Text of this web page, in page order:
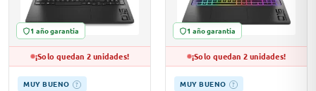
1 año garantía
¡Solo quedan 2 unidades!
MUY BUENO ?
1 año garantía
¡Solo quedan 2 unidades!
MUY BUENO ?